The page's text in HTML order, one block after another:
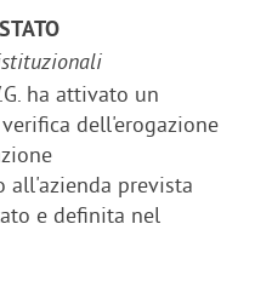
ha attivato un
dell'erogazione
all'azienda prevista
e definita nel